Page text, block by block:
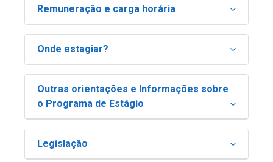
Remuneração e carga horária
Onde estagiar?
Outras orientações e Informações sobre
o Programa de Estágio
Legislação